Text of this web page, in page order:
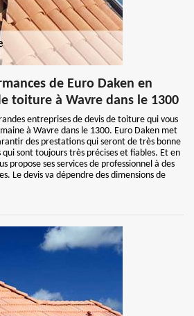
de Euro Daken en
toiture à Wavre dans le 1300
entreprises de devis de toiture qui vous
à Wavre dans le 1300. Euro Daken met
des prestations qui seront de très bonne
sont toujours très précises et fiables. Et en
propose ses services de professionnel à des
Le devis va dépendre des dimensions de